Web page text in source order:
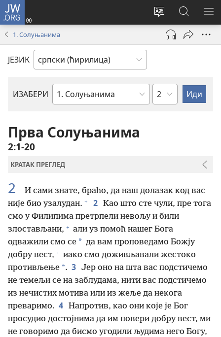
JW.ORG
Промени
језик
сајта
Пријава
(отвара
прозор)
Претрага
сајта
JW.ORG
1. Солуњанима
ЈЕЗИК
ИЗАБЕРИ
Библијска
Поглавље
Прва Солуњанима
2:1-20
КРАТАК ПРЕГЛЕД
2
И сами знате, браћо, да наш долазак код вас
није био узалудан. + 2 Као што сте чули, пре тога
смо у Филипима претрпели невољу и били
злостављани, + али уз помоћ нашег Бога
одважили смо се * да вам проповедамо Божју
добру вест, + иако смо доживљавали жестоко
противљење *. 3 Јер оно на шта вас подстичемо
не темељи се на заблудама, нити вас подстичемо
из нечистих мотива или из жеље да некога
преваримо. 4 Напротив, као они које је Бог
просудио достојнима да им повери добру вест, ми
не говоримо да бисмо угодили људима него Богу,